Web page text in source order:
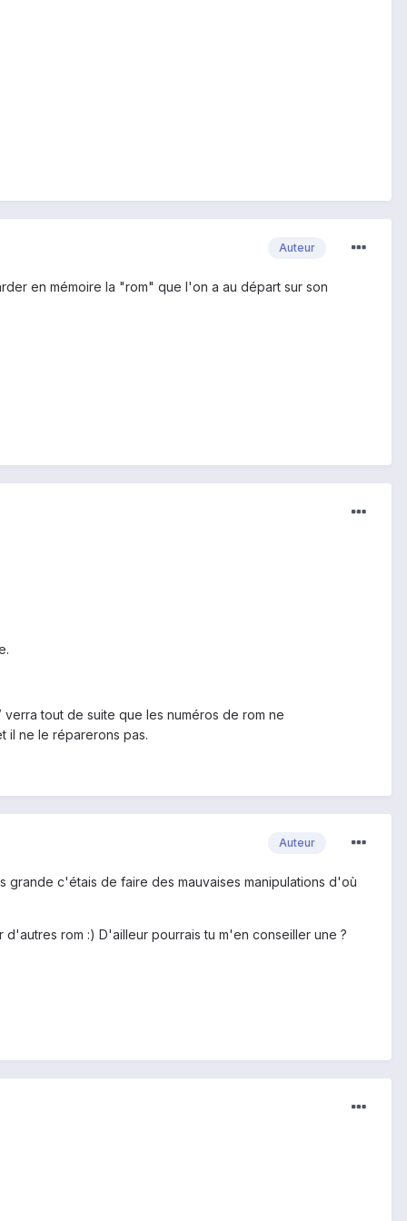
Auteur
en mémoire la "rom" que l'on a au départ sur son
tout de suite que les numéros de rom ne
il ne le réparerons pas.
Auteur
grande c'étais de faire des mauvaises manipulations d'où
rom :) D'ailleur pourrais tu m'en conseiller une ?